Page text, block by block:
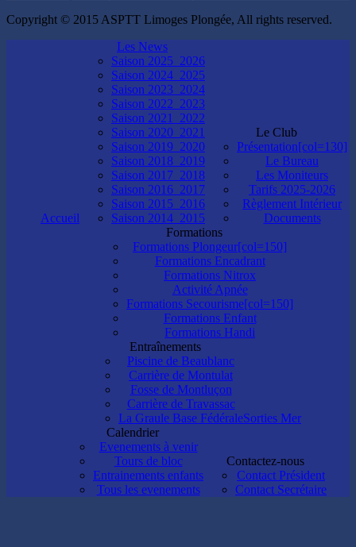
Copyright © 2015 ASPTT Limoges Plongée, All rights reserved.
Accueil
Les News
Saison 2025_2026
Saison 2024_2025
Saison 2023_2024
Saison 2022_2023
Saison 2021_2022
Saison 2020_2021
Saison 2019_2020
Saison 2018_2019
Saison 2017_2018
Saison 2016_2017
Saison 2015_2016
Saison 2014_2015
Le Club
Présentation[col=130]
Le Bureau
Les Moniteurs
Tarifs 2025-2026
Règlement Intérieur
Documents
Formations
Formations Plongeur[col=150]
Formations Encadrant
Formations Nitrox
Activité Apnée
Formations Secourisme[col=150]
Formations Enfant
Formations Handi
Entraînements
Piscine de Beaublanc
Carrière de Montulat
Fosse de Montluçon
Carrière de Travassac
La Graule Base FédéraleSorties Mer
Calendrier
Evenements à venir
Tours de bloc
Entrainements enfants
Tous les evenements
Contactez-nous
Contact Président
Contact Secrétaire